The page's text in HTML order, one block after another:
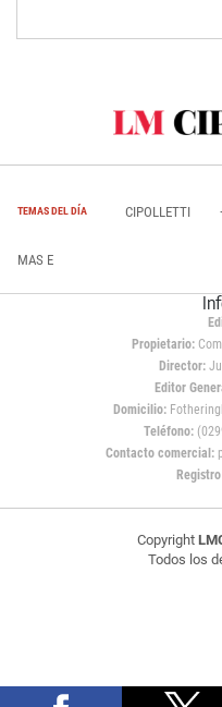
TEMAS DEL DÍA CIPOLLETTI
MAS E
Propietario:
Director:
Editor
Domicilio:
Teléfono:
Contacto comercial:
Copyright
Todos los